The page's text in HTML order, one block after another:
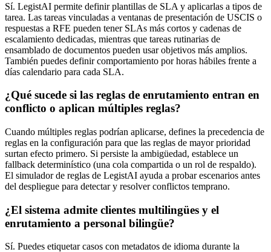
Sí. LegistAI permite definir plantillas de SLA y aplicarlas a tipos de
tarea. Las tareas vinculadas a ventanas de presentación de USCIS o
respuestas a RFE pueden tener SLAs más cortos y cadenas de
escalamiento dedicadas, mientras que tareas rutinarias de
ensamblado de documentos pueden usar objetivos más amplios.
También puedes definir comportamiento por horas hábiles frente a
días calendario para cada SLA.
¿Qué sucede si las reglas de enrutamiento entran en
conflicto o aplican múltiples reglas?
Cuando múltiples reglas podrían aplicarse, defines la precedencia de
reglas en la configuración para que las reglas de mayor prioridad
surtan efecto primero. Si persiste la ambigüedad, establece un
fallback determinístico (una cola compartida o un rol de respaldo).
El simulador de reglas de LegistAI ayuda a probar escenarios antes
del despliegue para detectar y resolver conflictos temprano.
¿El sistema admite clientes multilingües y el
enrutamiento a personal bilingüe?
Sí. Puedes etiquetar casos con metadatos de idioma durante la